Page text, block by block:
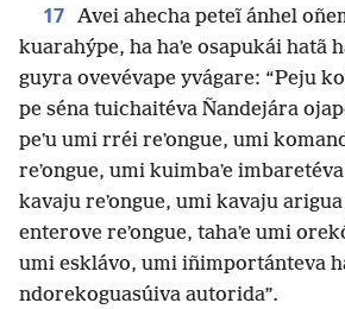
17 Avei ahecha peteĩ ánhel
kuarahýpe, ha haʼe osapukái hatã
guyra ovevévape yvágare: “Peju
pe séna tuichaitéva Ñandejára
peʼu umi rréi reʼongue, umi
reʼongue, umi kuimbaʼe imbaretéva
kavaju reʼongue, umi kavaju arigua
enterove reʼongue, tahaʼe umi
umi esklávo, umi iñimportánteva
ndorekoguasúiva autorida”.